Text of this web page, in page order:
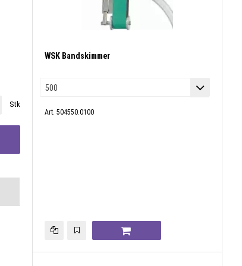
Stk
WSK Bandskimmer
Art. 504550.0100